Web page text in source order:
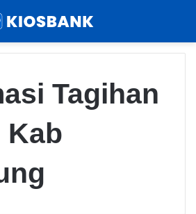
Tagihan
Kab